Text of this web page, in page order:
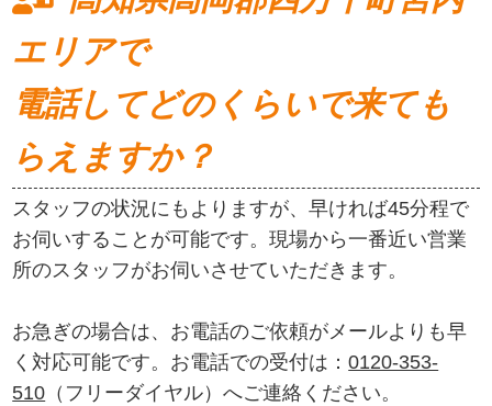
エリアで
電話してどのくらいで来ても
らえますか？
スタッフの状況にもよりますが、早ければ45分程で
お伺いすることが可能です。現場から一番近い営業
所のスタッフがお伺いさせていただきます。
お急ぎの場合は、お電話のご依頼がメールよりも早
く対応可能です。お電話での受付は：0120-353-
510 （フリーダイヤル）へご連絡ください。